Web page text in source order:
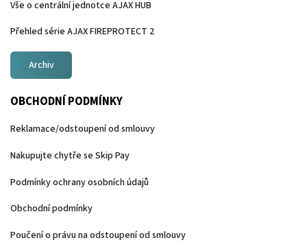
Vše o centrální jednotce AJAX HUB
Přehled série AJAX FIREPROTECT 2
Archiv
OBCHODNÍ PODMÍNKY
Reklamace/odstoupení od smlouvy
Nakupujte chytře se Skip Pay
Podmínky ochrany osobních údajů
Obchodní podmínky
Poučení o právu na odstoupení od smlouvy